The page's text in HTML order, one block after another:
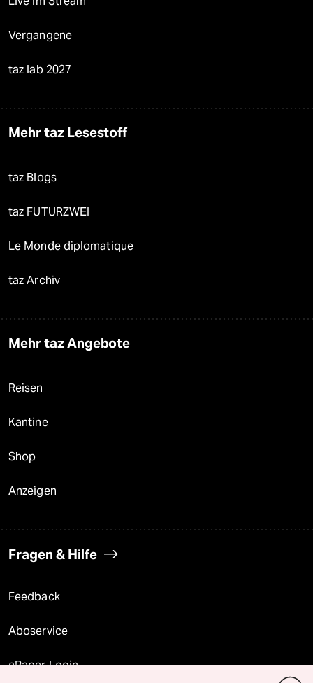
Vergangene
taz lab 2027
Mehr taz Lesestoff
taz Blogs
taz FUTURZWEI
Le Monde diplomatique
taz Archiv
Mehr taz Angebote
Reisen
Kantine
Shop
Anzeigen
Fragen & Hilfe
Feedback
Aboservice
ePaper Login